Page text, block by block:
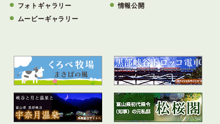
フォトギャラリー
ムービーギャラリー
情報公開